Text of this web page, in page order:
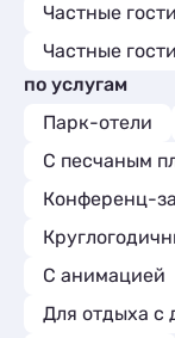
Частные
Частные
по услугам
Парк-отели
С песчаным
Конференц-
С анимацией
Для отдыха с